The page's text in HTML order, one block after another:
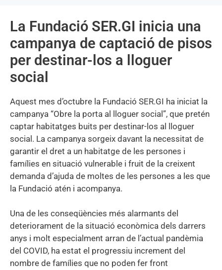
La Fundació SER.GI inicia una
campanya de captació de pisos
per destinar-los a lloguer
social
Aquest mes d’octubre la Fundació SER.GI ha iniciat la
campanya “Obre la porta al lloguer social”, que pretén
captar habitatges buits per destinar-los al lloguer
social. La campanya sorgeix davant la necessitat de
garantir el dret a un habitatge de les persones i
famílies en situació vulnerable i fruit de la creixent
demanda d’ajuda de moltes de les persones a les que
la Fundació atén i acompanya.
Una de les conseqüències més alarmants del
deteriorament de la situació econòmica dels darrers
anys i molt especialment arran de l’actual pandèmia
del COVID, ha estat el progressiu increment del
nombre de famílies que no poden fer front